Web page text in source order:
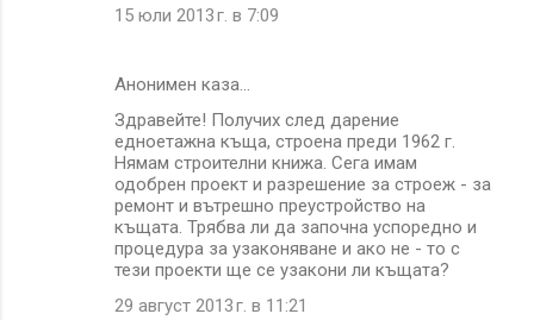
15 юли 2013 г. в 7:09
Анонимен каза…
Здравейте! Получих след дарение
едноетажна къща, строена преди 1962 г.
Нямам строителни книжа. Сега имам
одобрен проект и разрешение за строеж - за
ремонт и вътрешно преустройство на
къщата. Трябва ли да започна успоредно и
процедура за узаконяване и ако не - то с
тези проекти ще се узакони ли къщата?
29 август 2013 г. в 11:21